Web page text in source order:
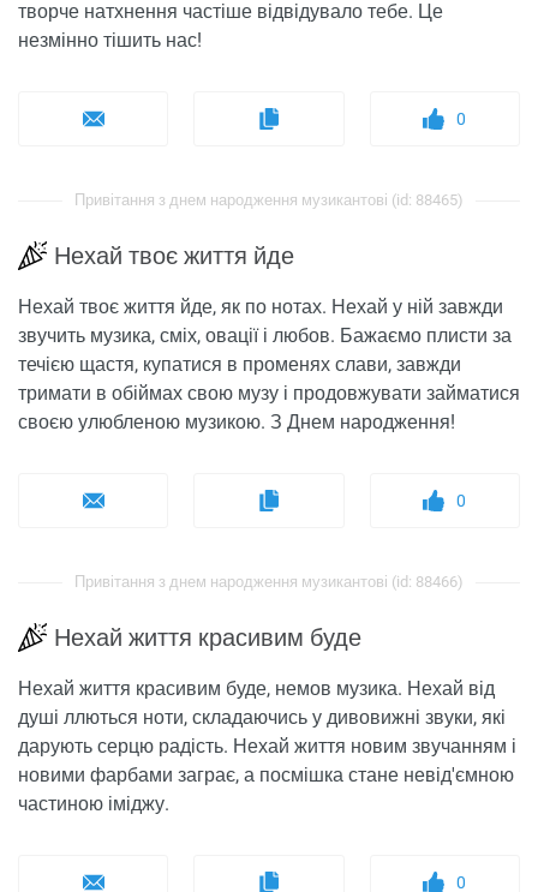
творче натхнення частіше відвідувало тебе. Це
незмінно тішить нас!
0
Привітання з днем ​​народження музикантові (id: 88465)
Нехай твоє життя йде
Нехай твоє життя йде, як по нотах. Нехай у ній завжди
звучить музика, сміх, овації і любов. Бажаємо плисти за
течією щастя, купатися в променях слави, завжди
тримати в обіймах свою музу і продовжувати займатися
своєю улюбленою музикою. З Днем народження!
0
Привітання з днем ​​народження музикантові (id: 88466)
Нехай життя красивим буде
Нехай життя красивим буде, немов музика. Нехай від
душі ллються ноти, складаючись у дивовижні звуки, які
дарують серцю радість. Нехай життя новим звучанням і
новими фарбами заграє, а посмішка стане невід'ємною
частиною іміджу.
0